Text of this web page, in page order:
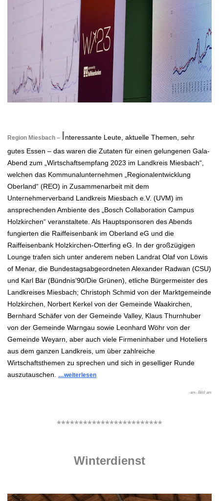
Region Miesbach – Interessante Leute, aktuelle Themen, sehr
gutes Essen – das waren die Zutaten für einen gelungenen Gala-
Abend zum „Wirtschaftsempfang 2023 im Landkreis Miesbach“,
welchen das Kommunalunternehmen „Regionalentwicklung
Oberland“ (REO) in Zusammenarbeit mit dem
Unternehmerverband Landkreis Miesbach e.V. (UVM) im
ansprechenden Ambiente des „Bosch Collaboration Campus
Holzkirchen“ veranstaltete. Als Hauptsponsoren des Abends
fungierten die Raiffeisenbank im Oberland eG und die
Raiffeisenbank Holzkirchen-Otterfing eG. In der großzügigen
Lounge trafen sich unter anderem neben Landrat Olaf von Löwis
of Menar, die Bundestagsabgeordneten Alexander Radwan (CSU)
und Karl Bär (Bündnis’90/Die Grünen), etliche Bürgermeister des
Landkreises Miesbach; Christoph Schmid von der Marktgemeinde
Holzkirchen, Norbert Kerkel von der Gemeinde Waakirchen,
Bernhard Schäfer von der Gemeinde Valley, Klaus Thurnhuber
von der Gemeinde Warngau sowie Leonhard Wöhr von der
Gemeinde Weyarn, aber auch viele Firmeninhaber und Hoteliers
aus dem ganzen Landkreis, um über zahlreiche
Wirtschaftsthemen zu sprechen und sich in geselliger Runde
auszutauschen.
…weiterlesen
-am- Bild: am
************************
Winterdienst